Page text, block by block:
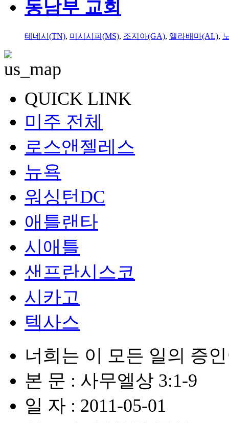
동남부 교회
테네시(TN), 미시시피(MS), 조지아(GA), 앨라배마(AL),
QUICK LINK
미주 전체
로스앤젤레스
뉴욕
워싱턴DC
애틀랜타
시애틀
샌프란시스코
시카고
텍사스
너희는 이 모든 일의 증
본 문 : 사무엘상 3:1-9
일 자 : 2011-05-01